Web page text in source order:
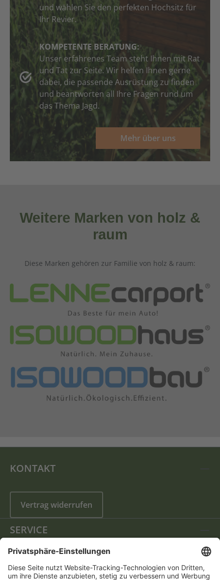
und wählen Sie den perfekten Hochsitz für
Ihr Revier.
KOMPETENTE BERATUNG:
Unser erfahrenes Team steht Ihnen mit Rat
und Tat zur Seite. Wir helfen Ihnen gerne
dabei, die passende Ausrüstung zu finden
und beantworten all Ihre Fragen rund um
das Thema Jagd.
Mehr über uns
Weitere Marken von holz &
raum
Diese Marken gehören zur Familie von holz & raum:
KONTAKT
Vertrag widerrufen
SERVICE
INFORMATIONEN